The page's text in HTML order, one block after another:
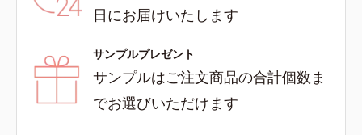
日にお届けいたします
サンプルプレゼント
サンプルはご注文商品の合計個数ま
でお選びいただけます